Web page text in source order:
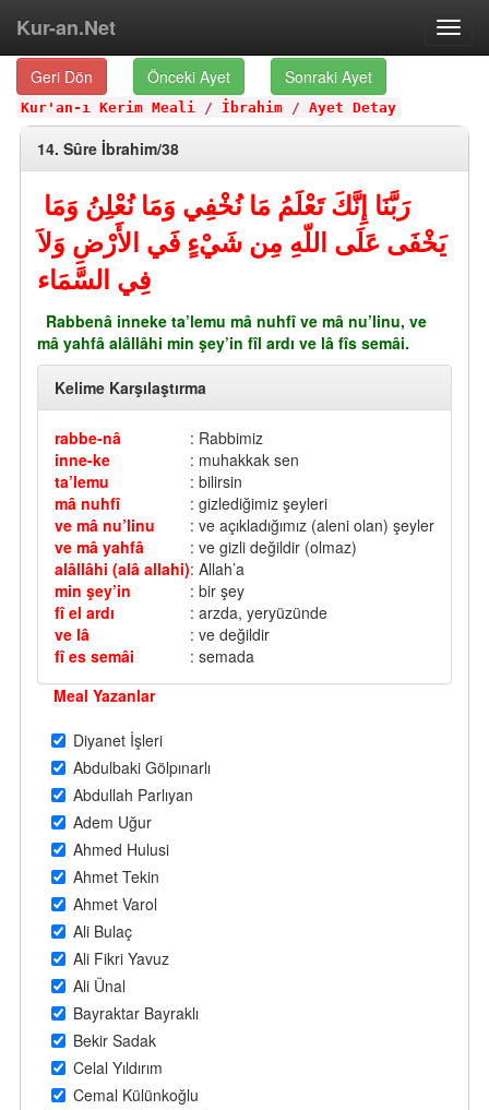
Kur-an.Net
Geri Dön Önceki Ayet Sonraki Ayet
Kur'an-ı Kerim Meali / İbrahim / Ayet Detay
14. Sûre İbrahim/38
رَبَّنَا إِنَّكَ تَعْلَمُ مَا نُخْفِي وَمَا نُعْلِنُ وَمَا
يَخْفَى عَلَى اللّهِ مِن شَيْءٍ فَي الأَرْضِ وَلاَ
فِي السَّمَاء
Rabbenâ inneke ta’lemu mâ nuhfî ve mâ nu’linu, ve
mâ yahfâ alâllâhi min şey’in fîl ardı ve lâ fîs semâi.
Kelime Karşılaştırma
rabbe-nâ
: Rabbimiz
inne-ke
: muhakkak sen
ta’lemu
: bilirsin
mâ nuhfî
: gizlediğimiz şeyleri
ve mâ nu’linu
: ve açıkladığımız (aleni olan) şeyler
ve mâ yahfâ
: ve gizli değildir (olmaz)
alâllâhi (alâ allahi): Allah’a
min şey’in
: bir şey
fî el ardı
: arzda, yeryüzünde
ve lâ
: ve değildir
fî es semâi
: semada
Meal Yazanlar
Diyanet İşleri
Abdulbaki Gölpınarlı
Abdullah Parlıyan
Adem Uğur
Ahmed Hulusi
Ahmet Tekin
Ahmet Varol
Ali Bulaç
Ali Fikri Yavuz
Ali Ünal
Bayraktar Bayraklı
Bekir Sadak
Celal Yıldırım
Cemal Külünkoğlu